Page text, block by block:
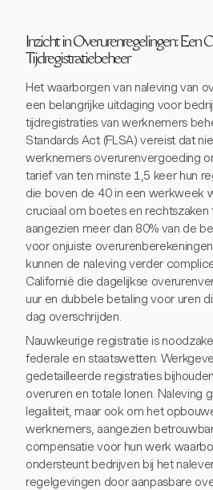
Inzicht in Overurenregelingen: Een
Tijdregistratiebeheer
Het waarborgen van naleving van
een belangrijke uitdaging voor
tijdregistraties van werknemers
Standards Act (FLSA) vereist dat
werknemers overurenvergoeding
tarief van ten minste 1,5 keer hun
die boven de 40 in een werkweek
cruciaal om boetes en rechtszaken
aangezien meer dan 80% van de
voor onjuiste
kunnen de naleving verder
Californië die dagelijkse
uur en dubbele betaling voor uren
dag overschrijden.
Nauwkeurige registratie is
federale en staatswetten.
gedetailleerde registraties
overuren en totale lonen. Naleving
legaliteit, maar ook om het
werknemers, aangezien
compensatie voor hun werk
ondersteunt bedrijven bij het
regelgevingen door aanpasbare